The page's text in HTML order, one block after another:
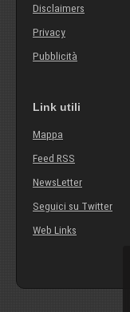
Disclaimers
Privacy
Pubblicità
Link utili
Mappa
Feed RSS
NewsLetter
Seguici su Twitter
Web Links